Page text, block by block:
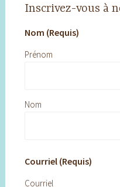
Inscrivez-vous à
Nom (Requis)
Prénom
Nom
Courriel (Requis)
Courriel